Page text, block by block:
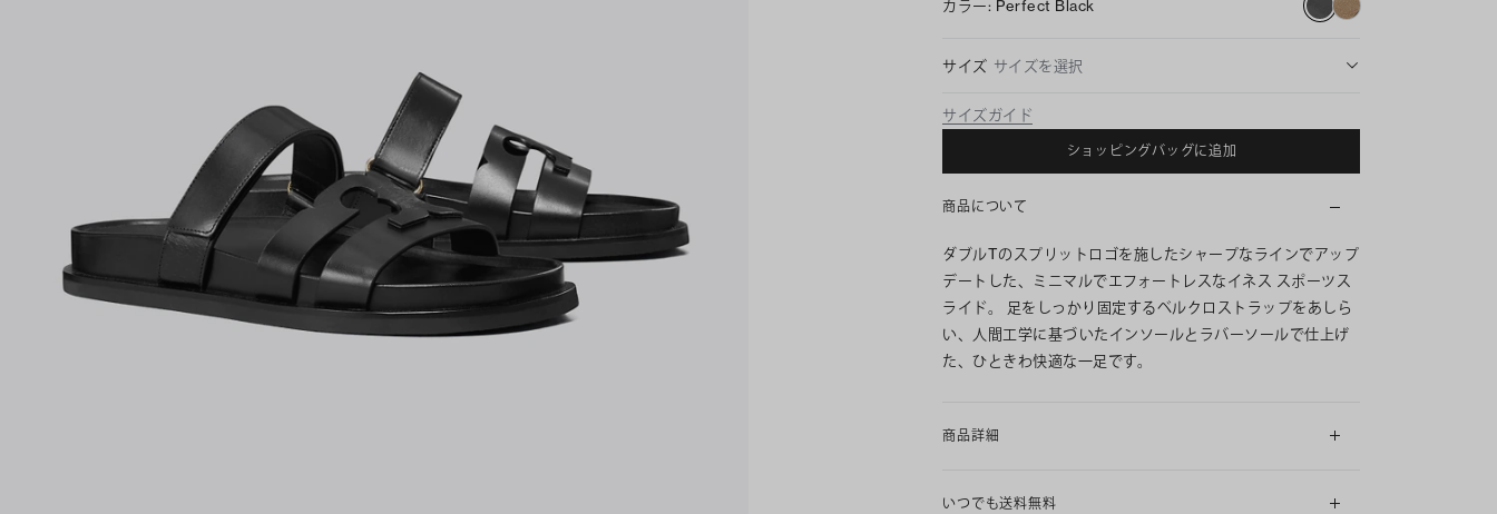
カラー: Perfect Black
サイズ サイズを選択
サイズガイド
ショッピングバッグに追加
商品について
ダブルTのスプリットロゴを施したシャープなラインでアップ
デートした、ミニマルでエフォートレスなイネス スポーツス
ライド。 足をしっかり固定するベルクロストラップをあしら
い、人間工学に基づいたインソールとラバーソールで仕上げ
た、ひときわ快適な一足です。
商品詳細
いつでも送料無料